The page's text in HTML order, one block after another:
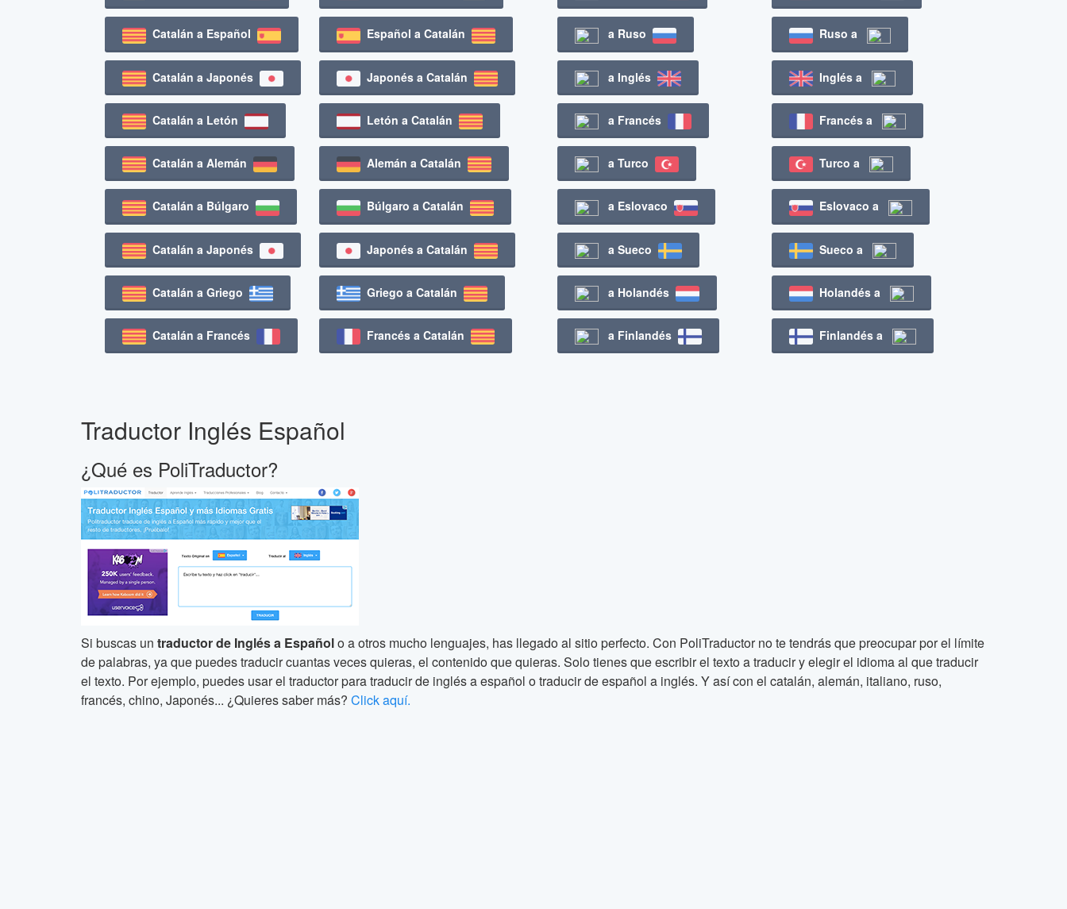
Catalán a Español
Catalán a Japonés
Catalán a Letón
Catalán a Alemán
Catalán a Búlgaro
Catalán a Japonés
Catalán a Griego
Catalán a Francés
Español a Catalán
Japonés a Catalán
Letón a Catalán
Alemán a Catalán
Búlgaro a Catalán
Japonés a Catalán
Griego a Catalán
Francés a Catalán
a Ruso
a Inglés
a Francés
a Turco
a Eslovaco
a Sueco
a Holandés
a Finlandés
Ruso a
Inglés a
Francés a
Turco a
Eslovaco a
Sueco a
Holandés a
Finlandés a
Traductor Inglés Español
¿Qué es PoliTraductor?
Si buscas un traductor de Inglés a Españolo a otros mucho lenguajes, has llegado al sitio perfecto. Con PoliTraductor no te tendrás que preocupar por el límite
de palabras, ya que puedes traducir cuantas veces quieras, el contenido que quieras. Solo tienes que escribir el texto a traducir y elegir el idioma al que traducir
el texto. Por ejemplo, puedes usar el traductor para traducir de inglés a español o traducir de español a inglés. Y así con el catalán, alemán, italiano, ruso,
francés, chino, Japonés... ¿Quieres saber más? Click aquí.